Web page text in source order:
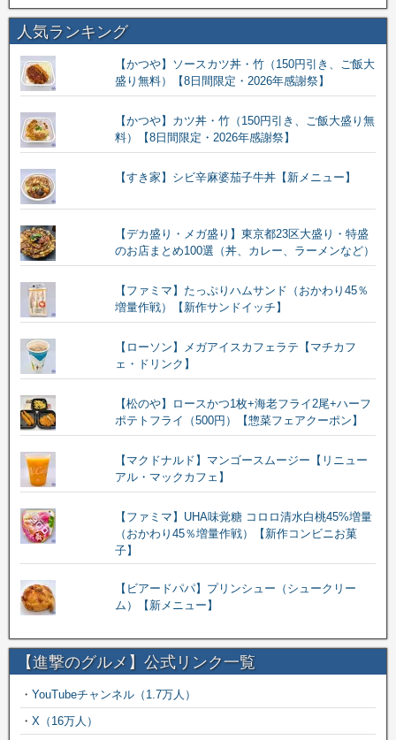
人気ランキング
【かつや】ソースカツ丼・竹（150円引き、ご飯大
盛り無料）【8日間限定・2026年感謝祭】
【かつや】カツ丼・竹（150円引き、ご飯大盛り無
料）【8日間限定・2026年感謝祭】
【すき家】シビ辛麻婆茄子牛丼【新メニュー】
【デカ盛り・メガ盛り】東京都23区大盛り・特盛
のお店まとめ100選（丼、カレー、ラーメンなど）
【ファミマ】たっぷりハムサンド（おかわり45％
増量作戦）【新作サンドイッチ】
【ローソン】メガアイスカフェラテ【マチカフ
ェ・ドリンク】
【松のや】ロースかつ1枚+海老フライ2尾+ハーフ
ポテトフライ（500円）【惣菜フェアクーポン】
【マクドナルド】マンゴースムージー【リニュー
アル・マックカフェ】
【ファミマ】UHA味覚糖 コロロ清水白桃45%増量
（おかわり45％増量作戦）【新作コンビニお菓
子】
【ビアードパパ】プリンシュー（シュークリー
ム）【新メニュー】
【進撃のグルメ】公式リンク一覧
・ YouTubeチャンネル（1.7万人）
・ X（16万人）